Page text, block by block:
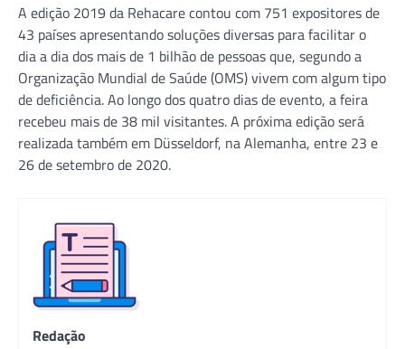
A edição 2019 da Rehacare contou com 751 expositores de
43 países apresentando soluções diversas para facilitar o
dia a dia dos mais de 1 bilhão de pessoas que, segundo a
Organização Mundial de Saúde (OMS) vivem com algum tipo
de deficiência. Ao longo dos quatro dias de evento, a feira
recebeu mais de 38 mil visitantes. A próxima edição será
realizada também em Düsseldorf, na Alemanha, entre 23 e
26 de setembro de 2020.
Redação